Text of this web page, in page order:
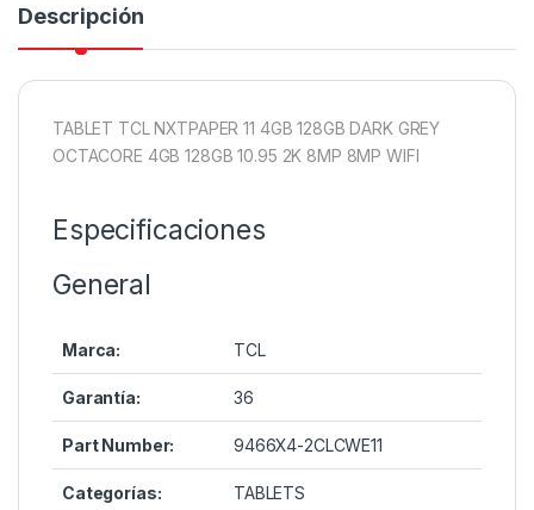
Descripción
TABLET TCL NXTPAPER 11 4GB 128GB DARK GREY
OCTACORE 4GB 128GB 10.95 2K 8MP 8MP WIFI
Especificaciones
General
Marca: TCL
Garantía: 36
Part Number: 9466X4-2CLCWE11
Categorías: TABLETS